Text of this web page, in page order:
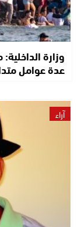
وزارة
عدة عوامل
آراء